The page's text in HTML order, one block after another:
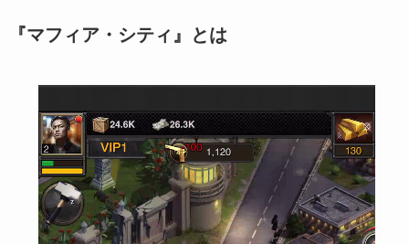
『マフィア・シティ』とは